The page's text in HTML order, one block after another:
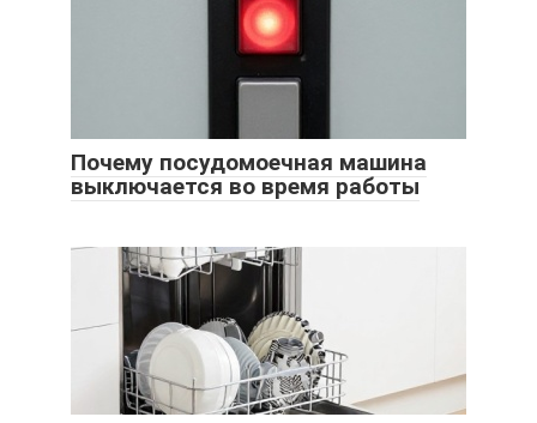
Почему посудомоечная машина
выключается во время работы